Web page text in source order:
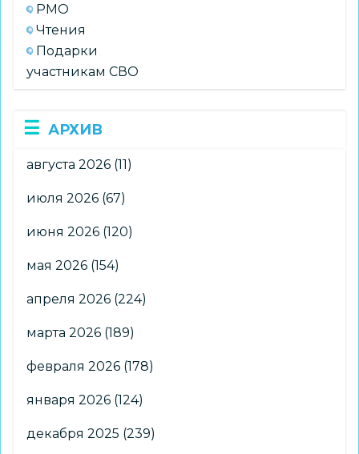
РМО
Чтения
Подарки
участникам СВО
АРХИВ
августа 2026 (11)
июля 2026 (67)
июня 2026 (120)
мая 2026 (154)
апреля 2026 (224)
марта 2026 (189)
февраля 2026 (178)
января 2026 (124)
декабря 2025 (239)